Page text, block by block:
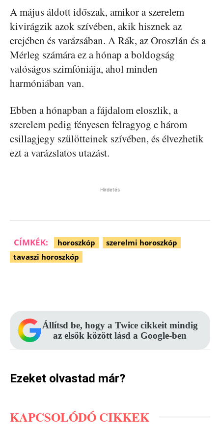
A május áldott időszak, amikor a szerelem
kivirágzik azok szívében, akik hisznek az
erejében és varázsában. A Rák, az Oroszlán és a
Mérleg számára ez a hónap a boldogság
valóságos szimfóniája, ahol minden
harmóniában van.
Ebben a hónapban a fájdalom eloszlik, a
szerelem pedig fényesen felragyog e három
csillagjegy szülötteinek szívében, és élvezhetik
ezt a varázslatos utazást.
Hirdetés
CÍMKÉK: horoszkóp
szerelmi horoszkóp
tavaszi horoszkóp
Állítsd be, hogy a Twice cikkeit mindig
az elsők között lásd a Google-ben
Ezeket olvastad már?
KAPCSOLÓDÓ CIKKEK